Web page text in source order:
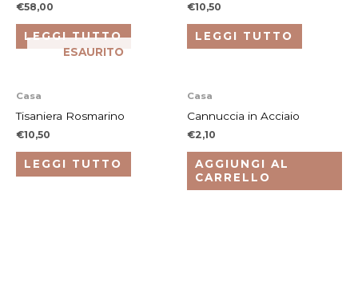
€58,00
LEGGI TUTTO
€10,50
LEGGI TUTTO
ESAURITO
Casa
Tisaniera Rosmarino
€10,50
LEGGI TUTTO
Casa
Cannuccia in Acciaio
€2,10
AGGIUNGI AL
CARRELLO